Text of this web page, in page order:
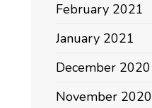
February 2021
January 2021
December 2020
November 2020